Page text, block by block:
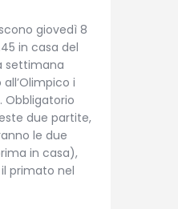
giovedì 8
in casa del
settimana
i
Obbligatorio
due partite,
le due
in casa),
primato nel